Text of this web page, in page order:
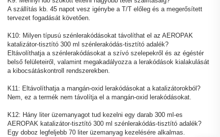
A szállítás kb. 45 napot vesz igénybe a T/T előleg és a megerősített
tervezet fogadását követően.
K10: Milyen típusú szénlerakódásokat távolíthat el az AEROPAK
katalizátor-tisztító 300 ml szénlerakódás-tisztító adalék?
Eltávolíthatja a szénlerakódásokat a szívó szelepekről és az égéstér
belső felületeiről, valamint megakadályozza a lerakódások kialakulását
a kibocsátáskontroll rendszerekben.
K11: Eltávolíthatja a mangán-oxid lerakódásokat a katalizátorokból?
Nem, ez a termék nem távolítja el a mangán-oxid lerakódásokat.
K12: Hány liter üzemanyagot tud kezelni egy darab 300 ml-es
AEROPAK katalizátor-tisztító 300 ml szénlerakódás-tisztító adalék?
Egy doboz legfeljebb 70 liter üzemanyag kezelésére alkalmas.